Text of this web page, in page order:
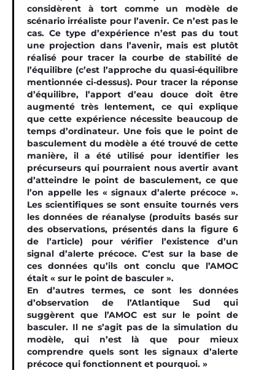
considèrent à tort comme un modèle de
scénario irréaliste pour l’avenir. Ce n’est pas le
cas. Ce type d’expérience n’est pas du tout
une projection dans l’avenir, mais est plutôt
réalisé pour tracer la courbe de stabilité de
l’équilibre (c’est l’approche du quasi-équilibre
mentionnée ci-dessus). Pour tracer la réponse
d’équilibre, l’apport d’eau douce doit être
augmenté très lentement, ce qui explique
que cette expérience nécessite beaucoup de
temps d’ordinateur. Une fois que le point de
basculement du modèle a été trouvé de cette
manière, il a été utilisé pour identifier les
précurseurs qui pourraient nous avertir avant
d’atteindre le point de basculement, ce que
l’on appelle les « signaux d’alerte précoce ».
Les scientifiques se sont ensuite tournés vers
les données de réanalyse (produits basés sur
des observations, présentés dans la figure 6
de l’article) pour vérifier l’existence d’un
signal d’alerte précoce. C’est sur la base de
ces données qu’ils ont conclu que l’AMOC
était « sur le point de basculer ».
En d’autres termes, ce sont les données
d’observation de l’Atlantique Sud qui
suggèrent que l’AMOC est sur le point de
basculer. Il ne s’agit pas de la simulation du
modèle, qui n’est là que pour mieux
comprendre quels sont les signaux d’alerte
précoce qui fonctionnent et pourquoi. »